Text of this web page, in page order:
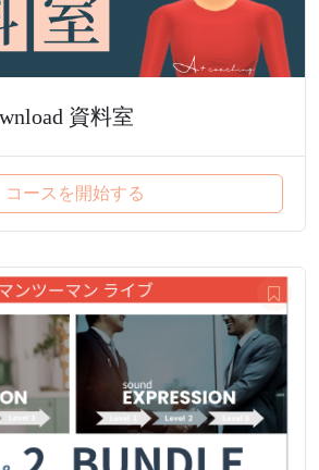
資料室
コースを開始する